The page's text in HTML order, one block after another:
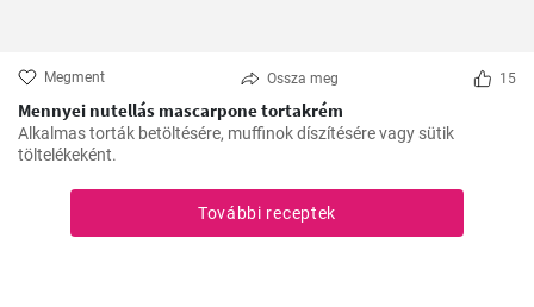
Megment Ossza meg 15
Mennyei nutellás mascarpone tortakrém
Alkalmas torták betöltésére, muffinok díszítésére vagy sütik
töltelékeként.
További receptek